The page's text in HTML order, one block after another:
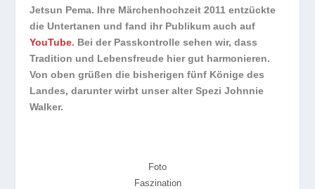
Jetsun Pema. Ihre Märchenhochzeit 2011 entzückte
die Untertanen und fand ihr Publikum auch auf
YouTube. Bei der Passkontrolle sehen wir, dass
Tradition und Lebensfreude hier gut harmonieren.
Von oben grüßen die bisherigen fünf Könige des
Landes, darunter wirbt unser alter Spezi Johnnie
Walker.
Foto
Faszination